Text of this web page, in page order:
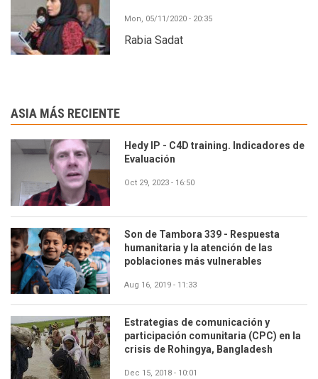
Mon, 05/11/2020 - 20:35
Rabia Sadat
ASIA MÁS RECIENTE
Hedy IP - C4D training. Indicadores de
Evaluación
Oct 29, 2023 - 16:50
Son de Tambora 339 - Respuesta
humanitaria y la atención de las
poblaciones más vulnerables
Aug 16, 2019 - 11:33
Estrategias de comunicación y
participación comunitaria (CPC) en la
crisis de Rohingya, Bangladesh
Dec 15, 2018 - 10:01